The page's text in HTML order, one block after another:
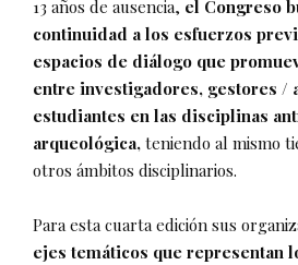
13 años de ausencia, el Congreso
continuidad a los esfuerzos
espacios de diálogo que
entre investigadores, gestores /
estudiantes en las disciplinas
arqueológica, teniendo al mismo
otros ámbitos disciplinarios.
Para esta cuarta edición sus
ejes temáticos que representan